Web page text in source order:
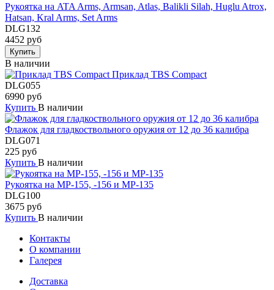
Рукоятка на ATA Arms, Armsan, Atlas, Balikli Silah, Huglu Atrox,
Hatsan, Kral Arms, Set Arms
DLG132
4452 руб
Купить
В наличии
Приклад TBS Compact
DLG055
6990 руб
Купить В наличии
Флажок для гладкоствольного оружия от 12 до 36 калибра
DLG071
225 руб
Купить В наличии
Рукоятка на МР-155, -156 и МР-135
DLG100
3675 руб
Купить В наличии
Контакты
О компании
Галерея
Доставка